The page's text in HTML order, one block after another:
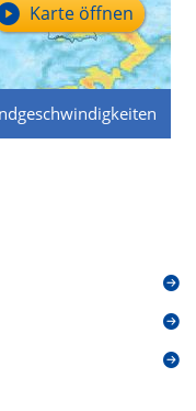
Karte öffnen